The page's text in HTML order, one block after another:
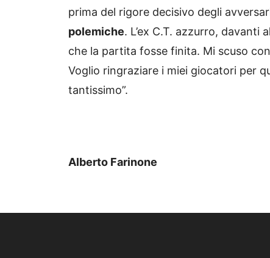
prima del rigore decisivo degli
polemiche. L’ex C.T. azzurro, davanti
che la partita fosse finita. Mi scuso
Voglio ringraziare i miei giocatori per
tantissimo”.
Alberto Farinone